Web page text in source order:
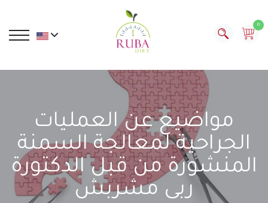
0
مواضيع عن العمليات
الجراحية لمعالجة السمنة
المنشورة من قبل الدكتورة
ربى مشربش